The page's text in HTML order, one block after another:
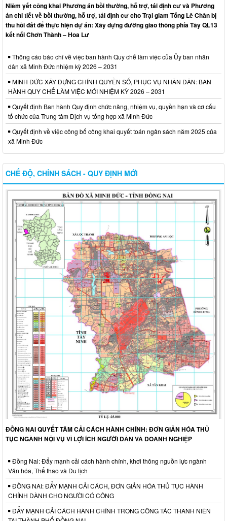
Niêm yết công khai Phương án bồi thường, hỗ trợ, tái định cư và Phương
án chi tiết về bồi thường, hỗ trợ, tái định cư cho Trại giam Tống Lê Chân bị
thu hồi đất để thực hiện dự án: Xây dựng đường giao thông phía Tây QL13
kết nối Chơn Thành – Hoa Lư
Thông cáo báo chí về việc ban hành Quy chế làm việc của Ủy ban nhân
dân xã Minh Đức nhiệm kỳ 2026 – 2031
MINH ĐỨC XÂY DỰNG CHÍNH QUYỀN SỐ, PHỤC VỤ NHÂN DÂN: BAN
HÀNH QUY CHẾ LÀM VIỆC MỚI NHIỆM KỲ 2026 – 2031
Quyết định Ban hành Quy định chức năng, nhiệm vụ, quyền hạn và cơ cấu
tổ chức của Trung tâm Dịch vụ tổng hợp xã Minh Đức
Quyết định về việc công bố công khai quyết toán ngân sách năm 2025 của
xã Minh Đức
CHẾ ĐỘ, CHÍNH SÁCH - QUY ĐỊNH MỚI
ĐỒNG NAI QUYẾT TÂM CẢI CÁCH HÀNH CHÍNH: ĐƠN GIẢN HÓA THỦ
TỤC NGÀNH NỘI VỤ VÌ LỢI ÍCH NGƯỜI DÂN VÀ DOANH NGHIỆP
Đồng Nai: Đẩy mạnh cải cách hành chính, khơi thông nguồn lực ngành
Văn hóa, Thể thao và Du lịch
ĐỒNG NAI: ĐẨY MẠNH CẢI CÁCH, ĐƠN GIẢN HÓA THỦ TỤC HÀNH
CHÍNH DÀNH CHO NGƯỜI CÓ CÔNG
ĐẨY MẠNH CẢI CÁCH HÀNH CHÍNH TRONG CÔNG TÁC THANH NIÊN